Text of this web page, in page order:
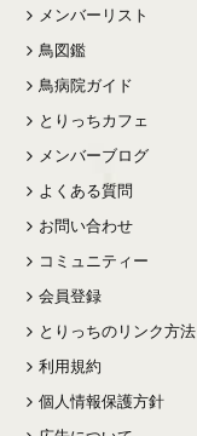
メンバーリスト
鳥図鑑
鳥病院ガイド
とりっちカフェ
メンバーブログ
よくある質問
お問い合わせ
コミュニティー
会員登録
とりっちのリンク方法
利用規約
個人情報保護方針